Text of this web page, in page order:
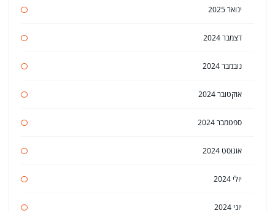
ינואר 2025
דצמבר 2024
נובמבר 2024
אוקטובר 2024
ספטמבר 2024
אוגוסט 2024
יולי 2024
יוני 2024